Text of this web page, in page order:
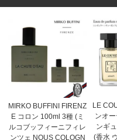
MIRKO BUFFINI FIRENZ
E コロン 100ml 3種 (ミ
ルコブッフィーニフィレ
ンツェ NOUS COLOGN
LE
ンオ
ンギ
(香水